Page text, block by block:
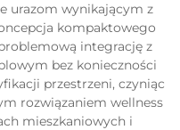
urazom wynikającym z
kompaktowego
integrację z
bez konieczności
przestrzeni, czyniąc
rozwiązaniem wellness
mieszkaniowych i